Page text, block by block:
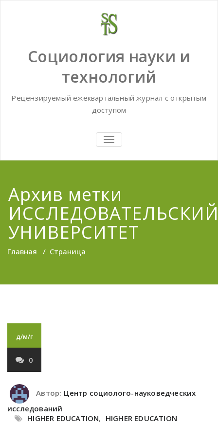
Социология науки и
технологий
Рецензируемый ежеквартальный журнал с открытым
доступом
TOGGLE
NAVIGATION
Архив метки
УНИВЕРСИТЕТ
Главная / Страница
д/м/г
0
Автор: Центр социолого-науковедческих
исследований
HIGHER EDUCATION, HIGHER EDUCATION